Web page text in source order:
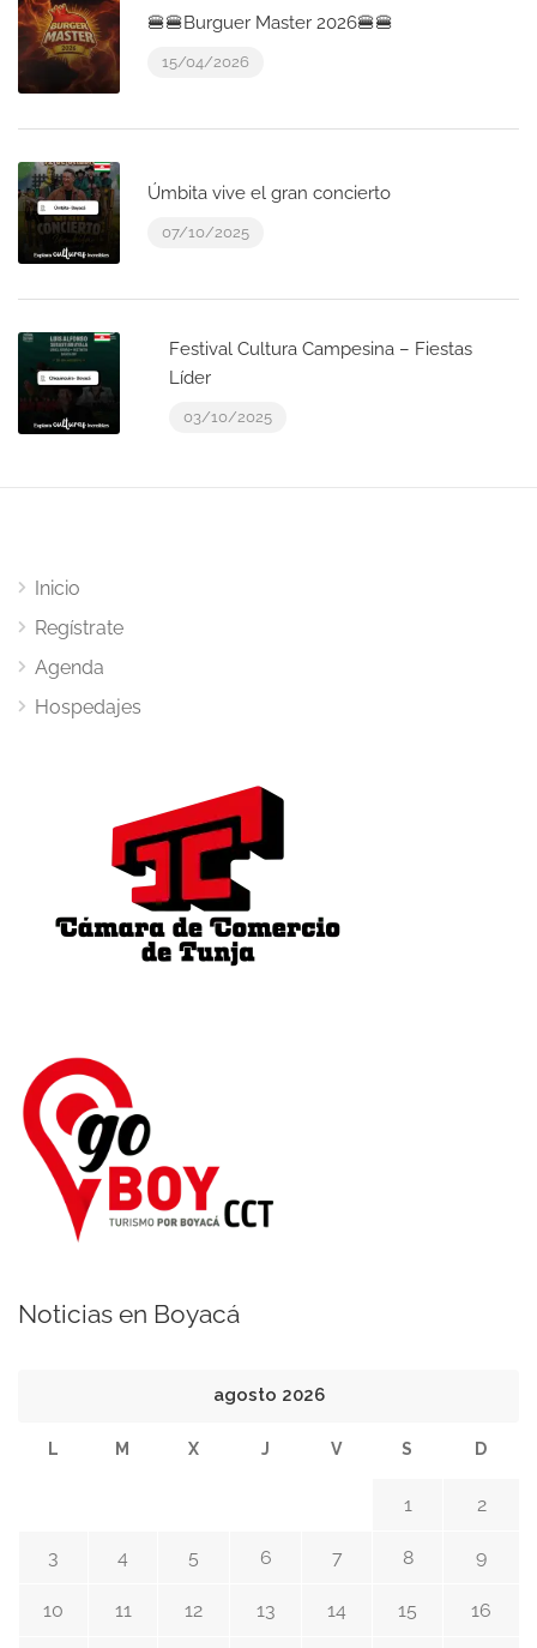
🍔🍔Burguer Master 2026🍔🍔
15/04/2026
Úmbita vive el gran concierto
07/10/2025
Festival Cultura Campesina – Fiestas
Líder
03/10/2025
Inicio
Regístrate
Agenda
Hospedajes
Noticias en Boyacá
agosto 2026
L M X J V S D
1 2
3 4 5 6 7 8 9
10 11 12 13 14 15 16